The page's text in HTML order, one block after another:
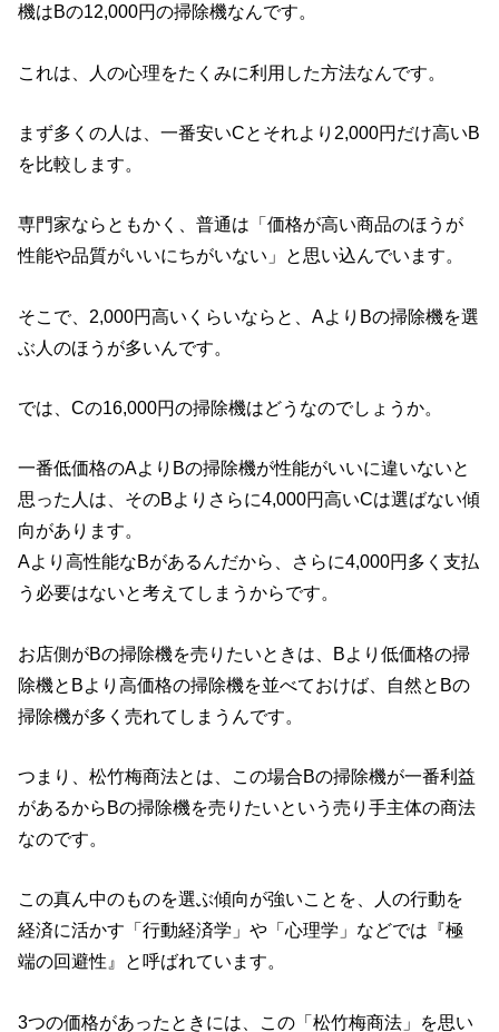
機はBの12,000円の掃除機なんです。
これは、人の心理をたくみに利用した方法なんです。
まず多くの人は、一番安いCとそれより2,000円だけ高いB
を比較します。
専門家ならともかく、普通は「価格が高い商品のほうが
性能や品質がいいにちがいない」と思い込んでいます。
そこで、2,000円高いくらいならと、AよりBの掃除機を選
ぶ人のほうが多いんです。
では、Cの16,000円の掃除機はどうなのでしょうか。
一番低価格のAよりBの掃除機が性能がいいに違いないと
思った人は、そのBよりさらに4,000円高いCは選ばない傾
向があります。
Aより高性能なBがあるんだから、さらに4,000円多く支払
う必要はないと考えてしまうからです。
お店側がBの掃除機を売りたいときは、Bより低価格の掃
除機とBより高価格の掃除機を並べておけば、自然とBの
掃除機が多く売れてしまうんです。
つまり、松竹梅商法とは、この場合Bの掃除機が一番利益
があるからBの掃除機を売りたいという売り手主体の商法
なのです。
この真ん中のものを選ぶ傾向が強いことを、人の行動を
経済に活かす「行動経済学」や「心理学」などでは『極
端の回避性』と呼ばれています。
3つの価格があったときには、この「松竹梅商法」を思い